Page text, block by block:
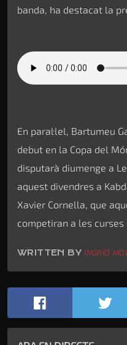
banda, ha destacat la
En paral·lel, Bartumeu
debut en la Copa del
disputarà diumenge a
aquest divendres a
Xavier Cornella, que
competiran a les curses
WRITTEN BYINGRID